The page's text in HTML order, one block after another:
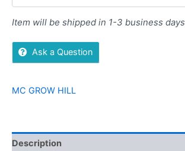
Item will be shipped in 1-3 business days
Ask a Question
MC GROW HILL
Description